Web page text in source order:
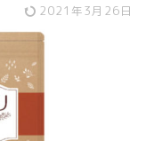
2021年3月26日